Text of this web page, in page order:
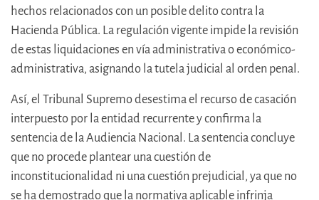
hechos relacionados con un posible delito contra la
Hacienda Pública. La regulación vigente impide la revisión
de estas liquidaciones en vía administrativa o económico-
administrativa, asignando la tutela judicial al orden penal.
Así, el Tribunal Supremo desestima el recurso de casación
interpuesto por la entidad recurrente y confirma la
sentencia de la Audiencia Nacional. La sentencia concluye
que no procede plantear una cuestión de
inconstitucionalidad ni una cuestión prejudicial, ya que no
se ha demostrado que la normativa aplicable infrinja